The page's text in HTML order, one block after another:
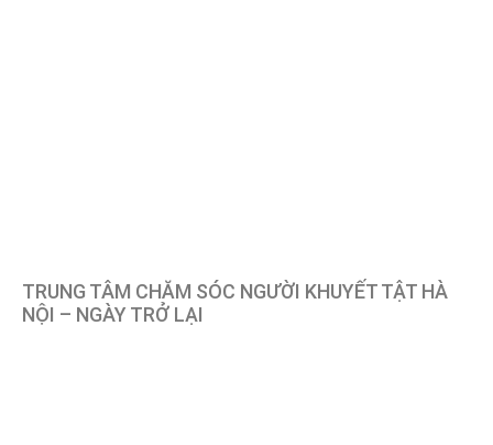
TRUNG TÂM CHĂM SÓC NGƯỜI KHUYẾT TẬT HÀ
NỘI – NGÀY TRỞ LẠI